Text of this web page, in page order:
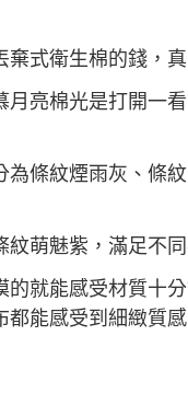
棄式衛生棉的錢，
月亮棉光是打開一
為條紋煙雨灰、條
紋萌魅紫，滿足不
的就能感受材質十
都能感受到細緻質感